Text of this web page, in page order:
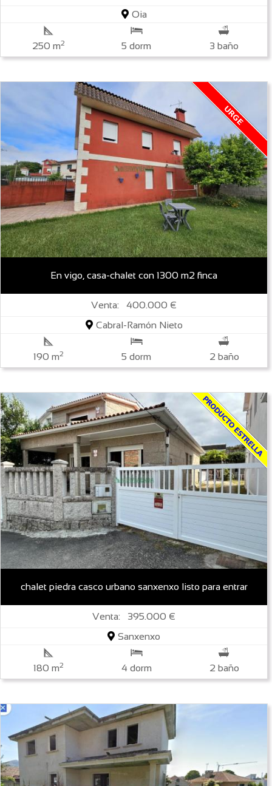
Oia
250 m2 5 dorm 3 baño
En vigo, casa-chalet con 1300 m2 finca
Venta: 400.000 €
Cabral-Ramón Nieto
190 m2 5 dorm 2 baño
chalet piedra casco urbano sanxenxo listo para entrar
Venta: 395.000 €
Sanxenxo
180 m2 4 dorm 2 baño